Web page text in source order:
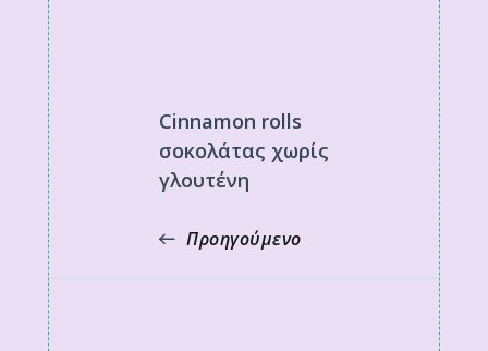
Cinnamon rolls
σοκολάτας χωρίς
γλουτένη
Προηγούμενο